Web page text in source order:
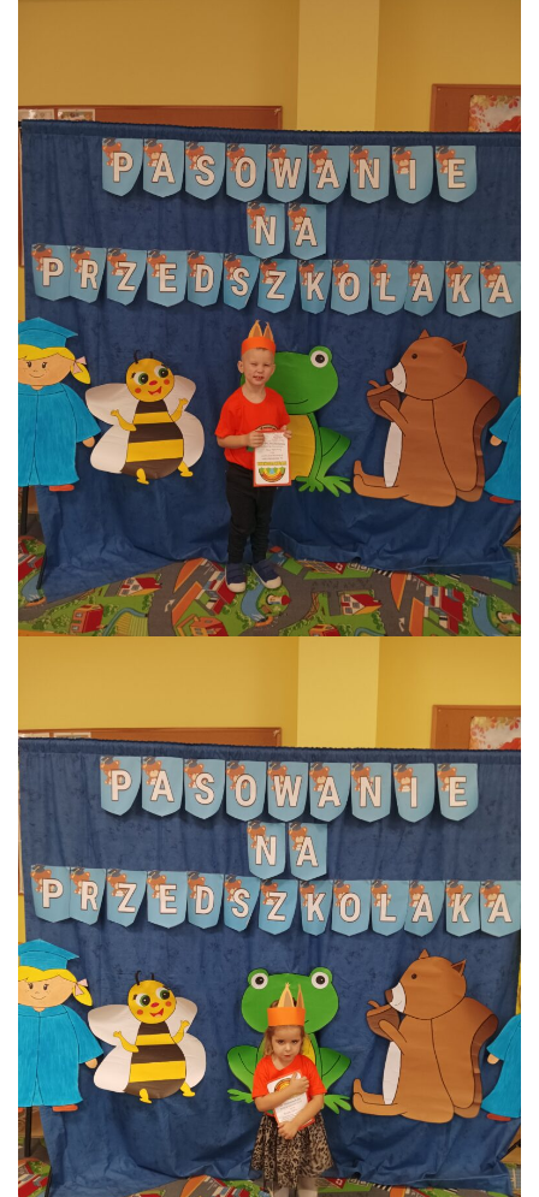
E-DZIENNIK
REJESTRACJA KONTA
KONTAKT